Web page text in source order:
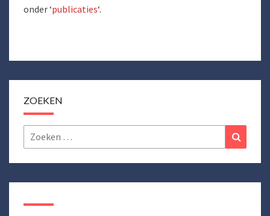
onder ‘publicaties‘.
ZOEKEN
Zoeken
naar: